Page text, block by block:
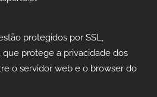
protegidos por SSL,
protege a privacidade dos
o servidor web e o browser do